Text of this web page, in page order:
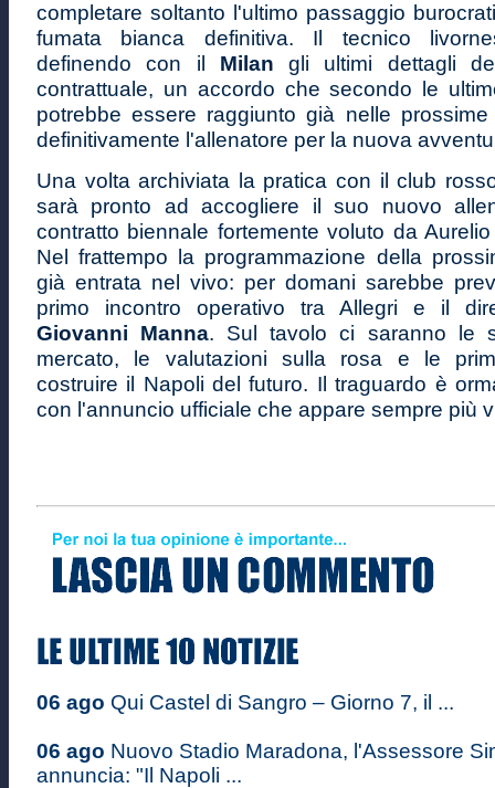
completare soltanto l'ultimo passaggio
fumata bianca definitiva. Il tecnico
definendo con il Milan gli ultimi dettagli
contrattuale, un accordo che secondo le
potrebbe essere raggiunto già nelle
definitivamente l'allenatore per la nuova
Una volta archiviata la pratica con il club
sarà pronto ad accogliere il suo nuovo
contratto biennale fortemente voluto da
Nel frattempo la programmazione della
già entrata nel vivo: per domani sarebbe
primo incontro operativo tra Allegri e il
Giovanni Manna. Sul tavolo ci saranno le
mercato, le valutazioni sulla rosa e le
costruire il Napoli del futuro. Il traguardo è
con l'annuncio ufficiale che appare sempre più
06 ago Qui Castel di Sangro – Giorno 7, il ...
06 ago Nuovo Stadio Maradona, l'Assessore
annuncia: "Il Napoli ...